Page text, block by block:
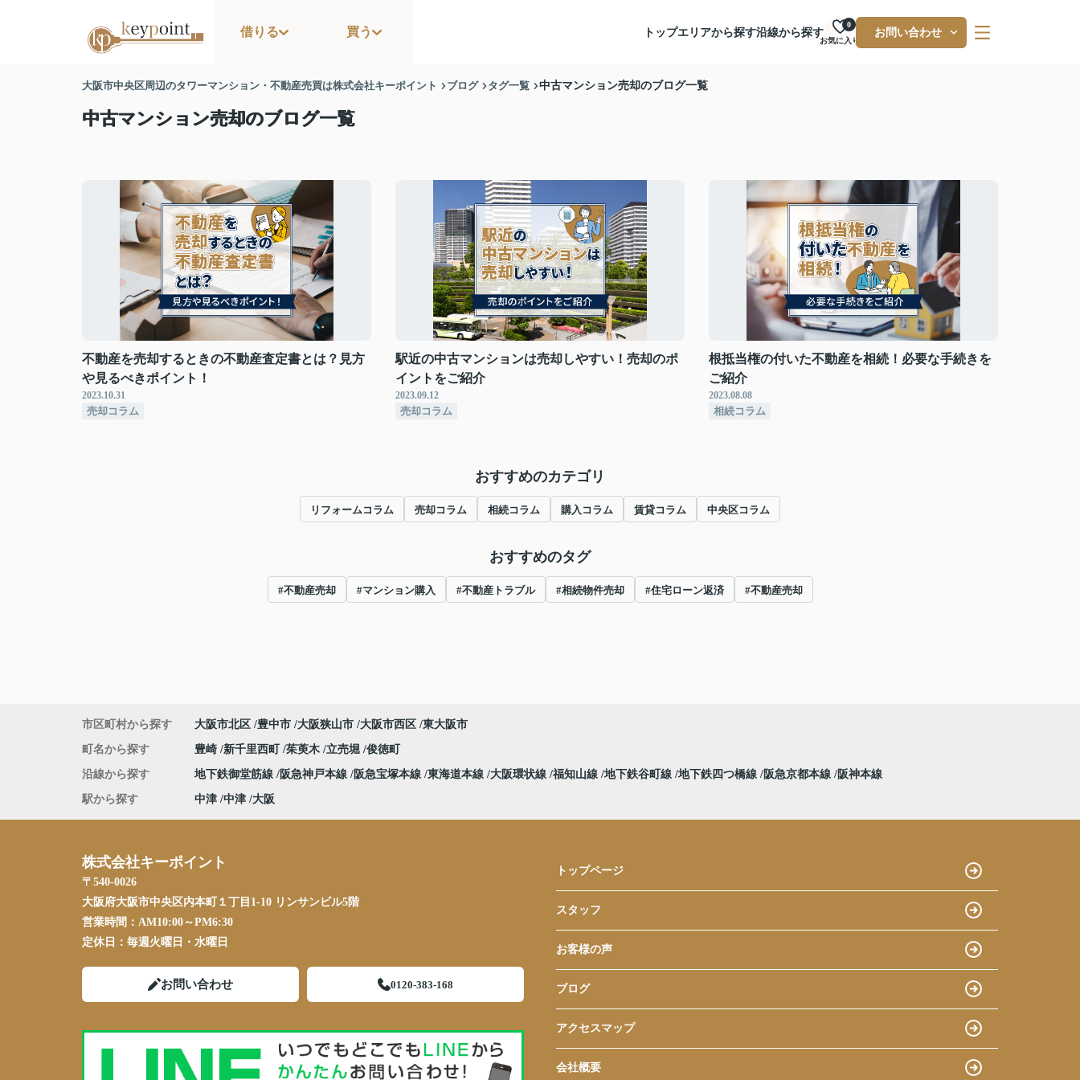
借りる 買う トップエリアから探す沿線から探す
お気に入り
0
お問い合わせ
大阪市中央区周辺のタワーマンション・不動産売買は株式会社キーポイント ブログ タグ一覧 中古マンション売却のブログ一覧
中古マンション売却のブログ一覧
不動産を売却するときの不動産査定書とは？見方
や見るべきポイント！
2023.10.31
売却コラム
駅近の中古マンションは売却しやすい！売却のポ
イントをご紹介
2023.09.12
売却コラム
根抵当権の付いた不動産を相続！必要な手続きを
ご紹介
2023.08.08
相続コラム
おすすめのカテゴリ
リフォームコラム 売却コラム 相続コラム 購入コラム 賃貸コラム 中央区コラム
おすすめのタグ
#不動産売却 #マンション購入 #不動産トラブル #相続物件売却 #住宅ローン返済 #不動産売却
市区町村から探す 大阪市北区 豊中市 大阪狭山市 大阪市西区 東大阪市
町名から探す 豊崎 新千里西町 茱萸木 立売堀 俊徳町
沿線から探す 地下鉄御堂筋線 阪急神戸本線 阪急宝塚本線 東海道本線 大阪環状線 福知山線 地下鉄谷町線 地下鉄四つ橋線 阪急京都本線 阪神本線
駅から探す 中津 中津 大阪
株式会社キーポイント
〒540-0026
大阪府大阪市中央区内本町１丁目1-10 リンサンビル5階
営業時間： AM10:00～PM6:30
定休日： 毎週火曜日・水曜日
お問い合わせ 0120-383-168
トップページ
スタッフ
お客様の声
ブログ
アクセスマップ
会社概要